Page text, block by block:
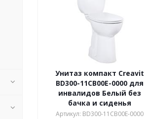
Унитаз компакт Creavit
BD300-11CB00E-0000 для
инвалидов Белый без
бачка и сиденья
Артикул: BD300-11CB00E-0000